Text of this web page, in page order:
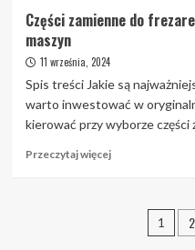
Adwokacka
–
Kompleksowa
Pomoc
Prawna
na
Każdym
Etapie
Części zamienne do
maszyn
11 września, 2024
Spis treści Jakie są
warto inwestować w
kierować przy wyborze części
Przeczytaj więcejPrzeczytaj
1 2